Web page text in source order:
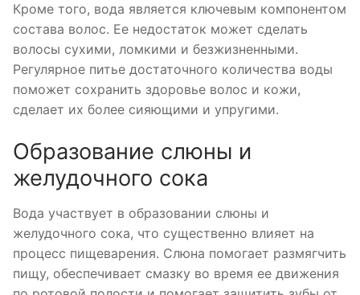
Кроме того, вода является ключевым компонентом
состава волос. Ее недостаток может сделать
волосы сухими, ломкими и безжизненными.
Регулярное питье достаточного количества воды
поможет сохранить здоровье волос и кожи,
сделает их более сияющими и упругими.
Образование слюны и
желудочного сока
Вода участвует в образовании слюны и
желудочного сока, что существенно влияет на
процесс пищеварения. Слюна помогает размягчить
пищу, обеспечивает смазку во время ее движения